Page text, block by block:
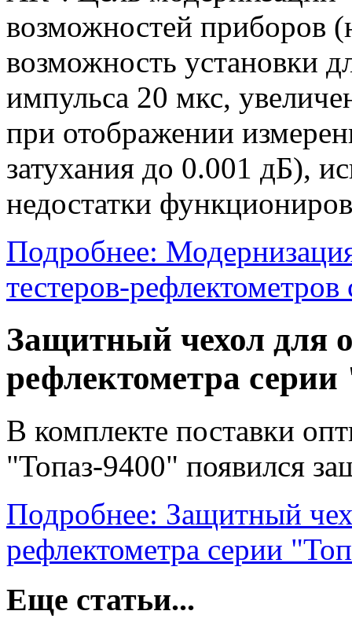
возможностей приборов
возможность установки
импульса 20 мкс,
при отображении
затухания до 0.001 дБ),
недостатки
Подробнее:
тестеров-
Защитный чехол для
рефлектометра
В комплекте поставки
"Топаз-9400" появился
Подробнее: Защитный
рефлектометра серии
Еще статьи...